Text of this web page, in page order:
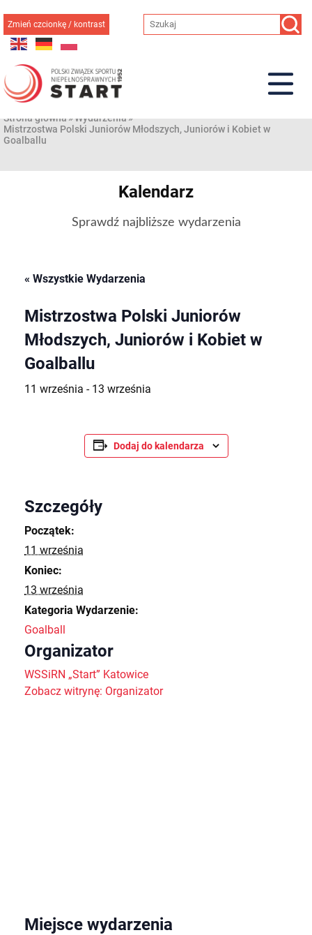
do
treści
Zmień czcionkę / kontrast
Strona główna»Wydarzenia»
Mistrzostwa Polski Juniorów Młodszych, Juniorów i Kobiet w
Goalballu
Kalendarz
Sprawdź najbliższe wydarzenia
« Wszystkie Wydarzenia
Mistrzostwa Polski Juniorów
Młodszych, Juniorów i Kobiet w
Goalballu
11 września - 13 września
Dodaj do kalendarza
Szczegóły
Początek:
11 września
Koniec:
13 września
Kategoria Wydarzenie:
Goalball
Organizator
WSSiRN „Start” Katowice
Zobacz witrynę: Organizator
Miejsce wydarzenia